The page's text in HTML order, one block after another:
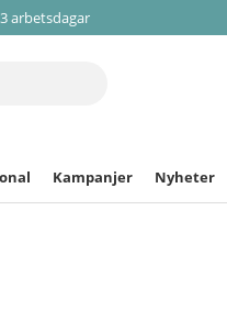
arbetsdagar
Kampanjer Nyheter